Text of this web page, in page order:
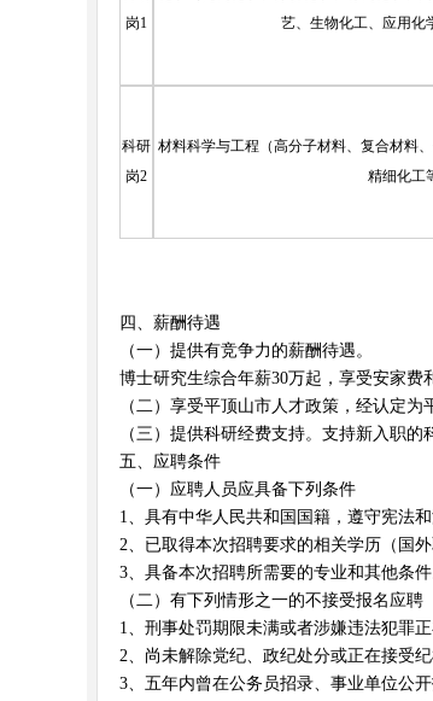
岗1
艺、生物化工、应用化
科研
岗2
材料科学与工程（高分子材料、复合材料
精细化工
四、薪酬待遇
（一）提供有竞争力的薪酬待遇。
博士研究生综合年薪30万起，享受安家费
（二）享受平顶山市人才政策，经认定
（三）提供科研经费支持。支持新入职
五、应聘条件
（一）应聘人员应具备下列条件
1、具有中华人民共和国国籍，遵守宪法
2、已取得本次招聘要求的相关学历（国
3、具备本次招聘所需要的专业和其他条件
（二）有下列情形之一的不接受报名应聘
1、刑事处罚期限未满或者涉嫌违法犯罪正
2、尚未解除党纪、政纪处分或正在接受
3、五年内曾在公务员招录、事业单位公